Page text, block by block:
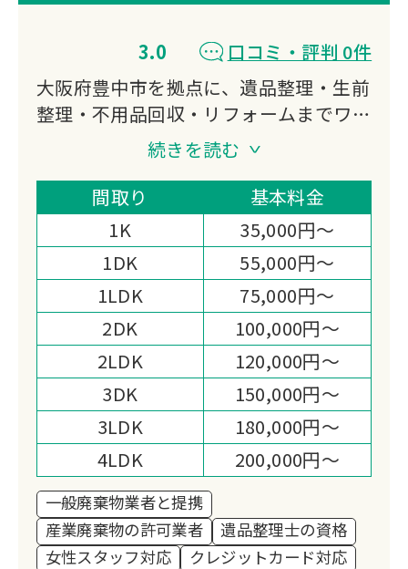
3.0
口コミ・評判 0件
大阪府豊中市を拠点に、遺品整理・生前
整理・不用品回収・リフォームまでワン
ストップで対応。
軽トラから2tトラックまで選べる積み放
題パックで追加料金の心配がありませ
ん。
買取対応や女性スタッフの配置など、柔
軟な対応が強みです。
続きを読む
間取り
基本料金
1K
35,000円～
1DK
55,000円～
1LDK
75,000円～
2DK
100,000円～
2LDK
120,000円～
3DK
150,000円～
3LDK
180,000円～
4LDK
200,000円～
一般廃棄物業者と提携
産業廃棄物の許可業者
遺品整理士の資格
女性スタッフ対応
クレジットカード対応